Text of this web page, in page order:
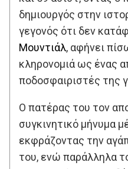
δημιουργός στην
γεγονός ότι δεν
Μουντιάλ, αφήνει
κληρονομιά ως ένας
ποδοσφαιριστές της
Ο πατέρας του τον
συγκινητικό μήνυμα
εκφράζοντας την
του, ενώ παράλληλα